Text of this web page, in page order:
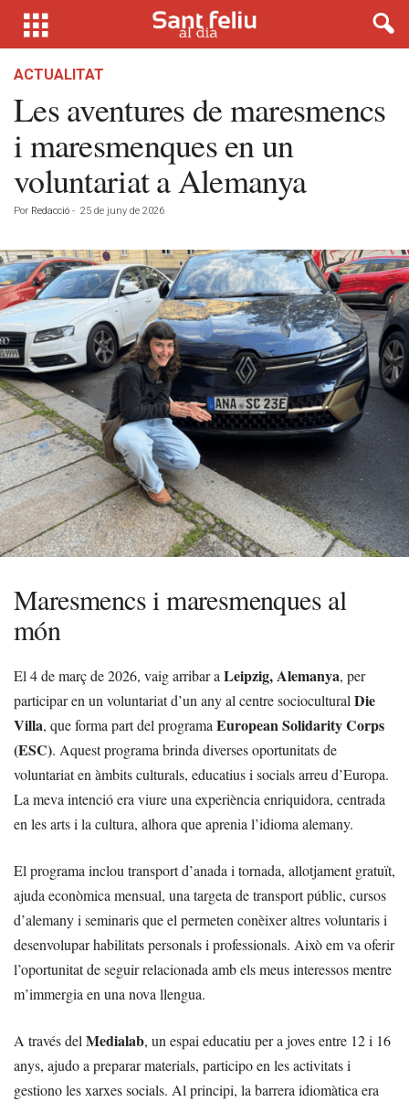
ACTUALITAT
Les aventures de maresmencs
i maresmenques en un
voluntariat a Alemanya
Por Redacció - 25 de juny de 2026
Maresmencs i maresmenques al
món
El 4 de març de 2026, vaig arribar a Leipzig, Alemanya, per
participar en un voluntariat d’un any al centre sociocultural Die
Villa, que forma part del programa European Solidarity Corps
(ESC). Aquest programa brinda diverses oportunitats de
voluntariat en àmbits culturals, educatius i socials arreu d’Europa.
La meva intenció era viure una experiència enriquidora, centrada
en les arts i la cultura, alhora que aprenia l’idioma alemany.
El programa inclou transport d’anada i tornada, allotjament gratuït,
ajuda econòmica mensual, una targeta de transport públic, cursos
d’alemany i seminaris que el permeten conèixer altres voluntaris i
desenvolupar habilitats personals i professionals. Això em va oferir
l’oportunitat de seguir relacionada amb els meus interessos mentre
m’immergia en una nova llengua.
A través del Medialab, un espai educatiu per a joves entre 12 i 16
anys, ajudo a preparar materials, participo en les activitats i
gestiono les xarxes socials. Al principi, la barrera idiomàtica era